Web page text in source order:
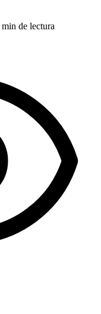
min de lectura